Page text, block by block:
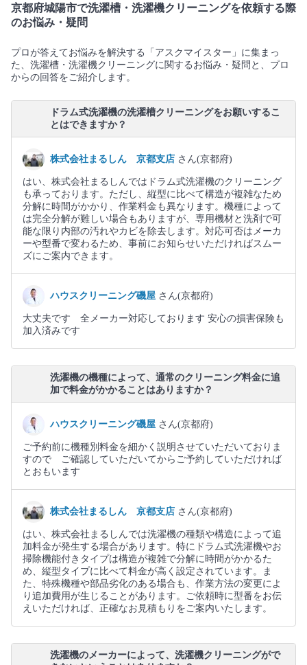
京都府城陽市で洗濯槽・洗濯機クリーニングを依頼する際
のお悩み・疑問
プロが答えてお悩みを解決する「アスクマイスター」に集まっ
た、洗濯槽・洗濯機クリーニングに関するお悩み・疑問と、プロ
からの回答をご紹介します。
ドラム式洗濯機の洗濯槽クリーニングをお願いするこ
とはできますか？
株式会社まるしん 京都支店 さん(京都府)
はい、株式会社まるしんではドラム式洗濯機のクリーニング
も承っております。ただし、縦型に比べて構造が複雑なため
分解に時間がかかり、作業料金も異なります。機種によって
は完全分解が難しい場合もありますが、専用機材と洗剤で可
能な限り内部の汚れやカビを除去します。対応可否はメーカ
ーや型番で変わるため、事前にお知らせいただければスムー
ズにご案内できます。
ハウスクリーニング磯屋 さん(京都府)
大丈夫です 全メーカー対応しております 安心の損害保険も
加入済みです
洗濯機の機種によって、通常のクリーニング料金に追
加で料金がかかることはありますか？
ハウスクリーニング磯屋 さん(京都府)
ご予約前に機種別料金を細かく説明させていただいておりま
すので ご確認していただいてからご予約していただければ
とおもいます
株式会社まるしん 京都支店 さん(京都府)
はい、株式会社まるしんでは洗濯機の種類や構造によって追
加料金が発生する場合があります。特にドラム式洗濯機やお
掃除機能付きタイプは構造が複雑で分解に時間がかかるた
め、縦型タイプに比べて料金が高く設定されています。ま
た、特殊機種や部品劣化のある場合も、作業方法の変更によ
り追加費用が生じることがあります。ご依頼時に型番をお伝
えいただければ、正確なお見積もりをご案内いたします。
洗濯機のメーカーによって、洗濯機クリーニングがで